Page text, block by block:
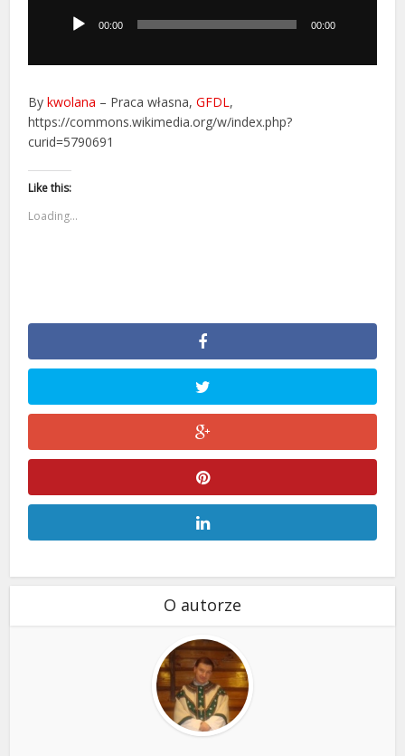
dźwiękowych00:00 00:00
Bykwolana – Praca własna,GFDL,
https://commons.wikimedia.org/w/index.php?
curid=5790691
Like this:
Loading...
O autorze